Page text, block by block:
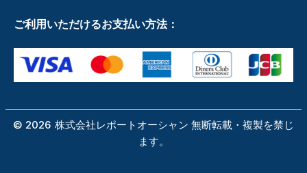
ご利用いただけるお支払い方法：
© 2026 株式会社レポートオーシャン 無断転載・複製を禁じ
ます。